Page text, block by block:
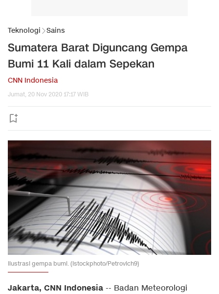
Teknologi Sains
Sumatera Barat Diguncang Gempa
Bumi 11 Kali dalam Sepekan
CNN Indonesia
Jumat, 20 Nov 2020 17:17 WIB
Ilustrasi gempa bumi. (Istockphoto/Petrovich9)
Jakarta, CNN Indonesia -- Badan Meteorologi